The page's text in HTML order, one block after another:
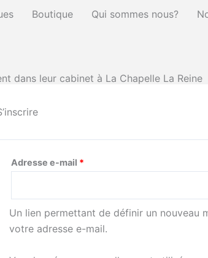
Boutique Qui sommes nous?
dans leur cabinet à La Chapelle La Reine
Adresse e-mail *
Un lien permettant de définir un nouveau
votre adresse e-mail.